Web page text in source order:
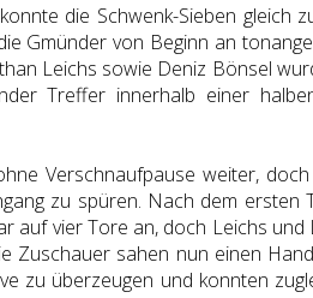
die Schwenk-Sieben
Gmünder von Beginn an
Leichs sowie Deniz Bönsel
Treffer innerhalb einer
Verschnaufpause weiter,
zu spüren. Nach dem
auf vier Tore an, doch Leichs
Zuschauer sahen nun einen
zu überzeugen und konnten